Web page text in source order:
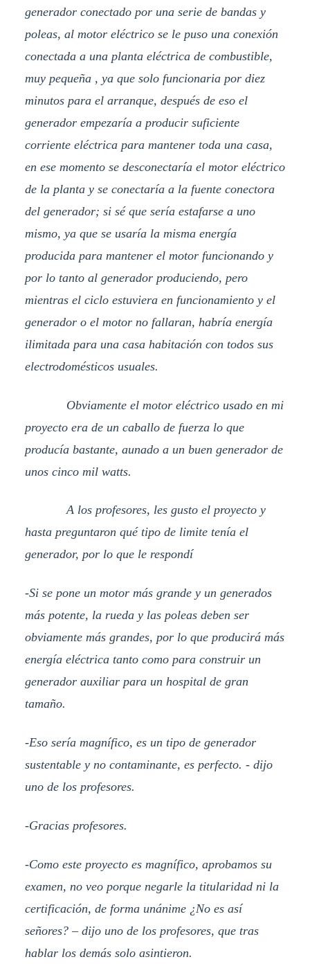
generador conectado por una serie de bandas y
poleas, al motor eléctrico se le puso una conexión
conectada a una planta eléctrica de combustible,
muy pequeña , ya que solo funcionaria por diez
minutos para el arranque, después de eso el
generador empezaría a producir suficiente
corriente eléctrica para mantener toda una casa,
en ese momento se desconectaría el motor eléctrico
de la planta y se conectaría a la fuente conectora
del generador; si sé que sería estafarse a uno
mismo, ya que se usaría la misma energía
producida para mantener el motor funcionando y
por lo tanto al generador produciendo, pero
mientras el ciclo estuviera en funcionamiento y el
generador o el motor no fallaran, habría energía
ilimitada para una casa habitación con todos sus
electrodomésticos usuales.
Obviamente el motor eléctrico usado en mi
proyecto era de un caballo de fuerza lo que
producía bastante, aunado a un buen generador de
unos cinco mil watts.
A los profesores, les gusto el proyecto y
hasta preguntaron qué tipo de limite tenía el
generador, por lo que le respondí
-Si se pone un motor más grande y un generados
más potente, la rueda y las poleas deben ser
obviamente más grandes, por lo que producirá más
energía eléctrica tanto como para construir un
generador auxiliar para un hospital de gran
tamaño.
-Eso sería magnífico, es un tipo de generador
sustentable y no contaminante, es perfecto. - dijo
uno de los profesores.
-Gracias profesores.
-Como este proyecto es magnífico, aprobamos su
examen, no veo porque negarle la titularidad ni la
certificación, de forma unánime ¿No es así
señores? – dijo uno de los profesores, que tras
hablar los demás solo asintieron.